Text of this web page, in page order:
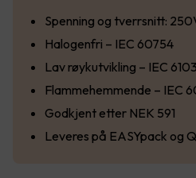
Spenning og tverrsnitt:
Halogenfri – IEC 60754
Lav røykutvikling – IEC
Flammehemmende – IEC
Godkjent etter NEK 591
Leveres på EASYpack og